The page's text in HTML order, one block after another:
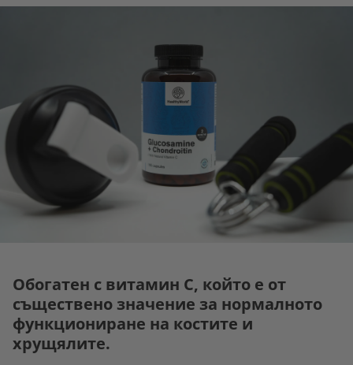
Обогатен с витамин С, който е от
съществено значение за нормалното
функциониране на костите и
хрущялите.